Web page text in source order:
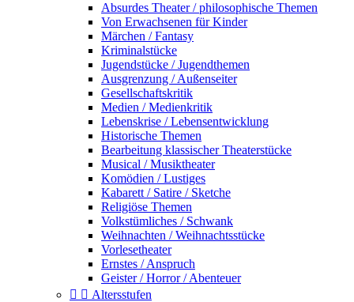
Absurdes Theater / philosophische Themen
Von Erwachsenen für Kinder
Märchen / Fantasy
Kriminalstücke
Jugendstücke / Jugendthemen
Ausgrenzung / Außenseiter
Gesellschaftskritik
Medien / Medienkritik
Lebenskrise / Lebensentwicklung
Historische Themen
Bearbeitung klassischer Theaterstücke
Musical / Musiktheater
Komödien / Lustiges
Kabarett / Satire / Sketche
Religiöse Themen
Volkstümliches / Schwank
Weihnachten / Weihnachtsstücke
Vorlesetheater
Ernstes / Anspruch
Geister / Horror / Abenteuer
  Altersstufen